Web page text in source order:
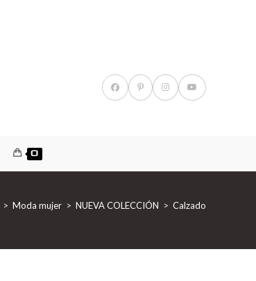
0
> Moda mujer > NUEVA COLECCIÓN > Calzado